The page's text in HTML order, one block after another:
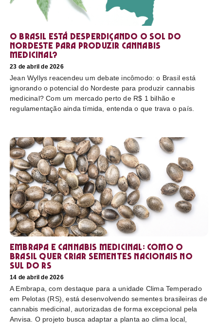
O Brasil está desperdiçando o sol do
nordeste para produzir cannabis
medicinal?
23 de abril de 2026
Jean Wyllys reacendeu um debate incômodo: o Brasil está
ignorando o potencial do Nordeste para produzir cannabis
medicinal? Com um mercado perto de R$ 1 bilhão e
regulamentação ainda tímida, entenda o que trava o país.
Embrapa e cannabis medicinal: como o
Brasil quer criar sementes nacionais no
sul do RS
14 de abril de 2026
A Embrapa, com destaque para a unidade Clima Temperado
em Pelotas (RS), está desenvolvendo sementes brasileiras de
cannabis medicinal, autorizadas de forma excepcional pela
Anvisa. O projeto busca adaptar a planta ao clima local,